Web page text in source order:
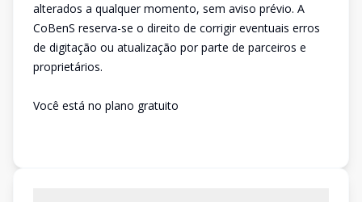
alterados a qualquer momento, sem aviso prévio. A
CoBenS reserva-se o direito de corrigir eventuais erros
de digitação ou atualização por parte de parceiros e
proprietários.
Você está no plano gratuito